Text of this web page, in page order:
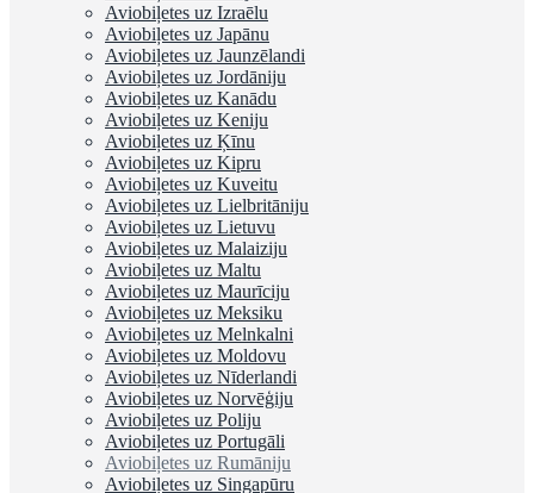
Aviobiļetes uz Izraēlu
Aviobiļetes uz Japānu
Aviobiļetes uz Jaunzēlandi
Aviobiļetes uz Jordāniju
Aviobiļetes uz Kanādu
Aviobiļetes uz Keniju
Aviobiļetes uz Ķīnu
Aviobiļetes uz Kipru
Aviobiļetes uz Kuveitu
Aviobiļetes uz Lielbritāniju
Aviobiļetes uz Lietuvu
Aviobiļetes uz Malaiziju
Aviobiļetes uz Maltu
Aviobiļetes uz Maurīciju
Aviobiļetes uz Meksiku
Aviobiļetes uz Melnkalni
Aviobiļetes uz Moldovu
Aviobiļetes uz Nīderlandi
Aviobiļetes uz Norvēģiju
Aviobiļetes uz Poliju
Aviobiļetes uz Portugāli
Aviobiļetes uz Rumāniju
Aviobiļetes uz Singapūru